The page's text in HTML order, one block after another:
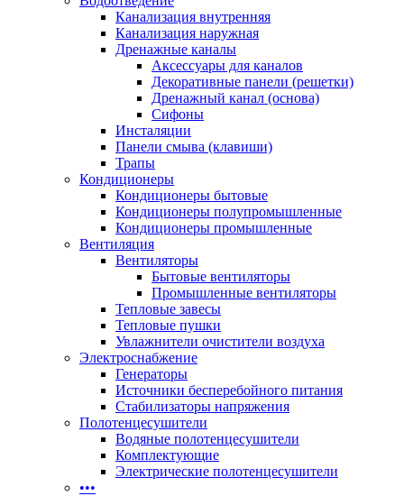
Канализация внутренняя
Канализация наружная
Дренажные каналы
Аксессуары для каналов
Декоративные панели (решетки)
Дренажный канал (основа)
Сифоны
Инсталяции
Панели смыва (клавиши)
Трапы
Кондиционеры
Кондиционеры бытовые
Кондиционеры полупромышленные
Кондиционеры промышленные
Вентиляция
Вентиляторы
Бытовые вентиляторы
Промышленные вентиляторы
Тепловые завесы
Тепловые пушки
Увлажнители очистители воздуха
Электроснабжение
Генераторы
Источники бесперебойного питания
Стабилизаторы напряжения
Полотенцесушители
Водяные полотенцесушители
Комплектующие
Электрические полотенцесушители
•••